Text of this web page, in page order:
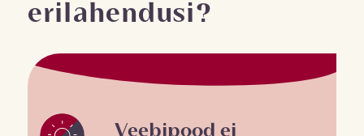
erilahendusi?
Veebipood ei